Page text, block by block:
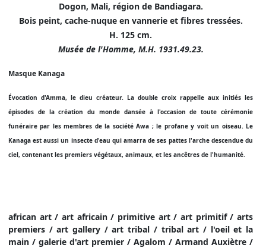
Dogon, Mali, région de Bandiagara.
Bois peint, cache-nuque en vannerie et fibres tressées.
H. 125 cm.
Musée de l'Homme, M.H. 1931.49.23.
Masque Kanaga
Évocation d'Amma, le dieu créateur. La double croix rappelle aux initiés les
épisodes de la création du monde dansée à l'occasion de toute cérémonie
funéraire par les membres de la société Awa ; le profane y voit un oiseau. Le
Kanaga est aussi un insecte d'eau qui amarra de ses pattes l'arche descenduedu
ciel, contenant les premiers végétaux, animaux, et les ancêtres de l'humanité.
african art / art africain / primitive art / art primitif / arts
premiers / art gallery / art tribal / tribal art / l'oeil et la
main / galerie d'art premier / Agalom / Armand Auxiètre /